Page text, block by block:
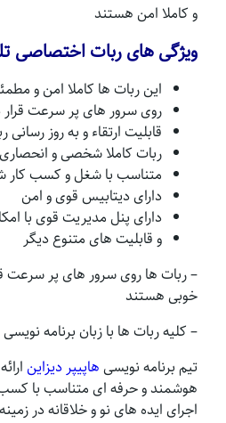
و کاملا امن هستند
ویژگی های ربات اختصاصی
این ربات ها کاملا امن و
روی سرور های پر سرعت قرار
قابلیت ارتقاء و به روز
ربات کاملا شخصی و
متناسب با شغل و کسب کار
دارای دیتابیس قوی و امن
دارای پنل مدیریت قوی با
و قابلیت های متنوع دیگر
– ربات ها روی سرور های پر سرعت
خوبی هستند
– کلیه ربات ها با زبان برنامه
تیم برنامه نویسیهاپیپر دیزاین
هوشمند و حرفه ای متناسب با
اجرای ایده های نو و خلاقانه در